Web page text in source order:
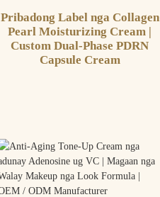
Pribadong Label nga Collagen
Pearl Moisturizing Cream |
Custom Dual-Phase PDRN
Capsule Cream